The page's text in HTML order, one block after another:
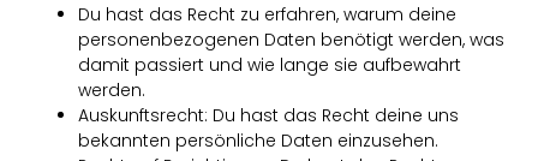
Du hast das Recht zu erfahren, warum deine
personenbezogenen Daten benötigt werden, was
damit passiert und wie lange sie aufbewahrt
werden.
Auskunftsrecht: Du hast das Recht deine uns
bekannten persönliche Daten einzusehen.